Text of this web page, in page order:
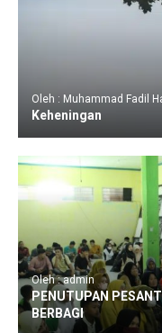
Oleh : Muhammad Fadil
Keheningan
Oleh : admin
PENUTUPAN
BERBAGI